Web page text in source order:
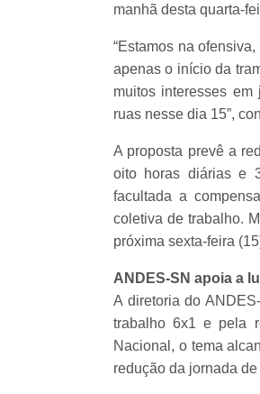
manhã desta quarta-
“Estamos na
apenas o início da
muitos interesses
ruas nesse dia 15”,
A proposta prevê a
oito horas diárias e
facultada a
coletiva de trabalho.
próxima sexta-feira
ANDES-SN apoia a
A diretoria do
trabalho 6x1 e pela
Nacional, o tema
redução da jornada